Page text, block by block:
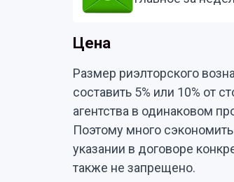
Цена
Размер риэлторского
составить 5% или 10% от
агентства в одинаковом
Поэтому много сэкономить
указании в договоре
также не запрещено.